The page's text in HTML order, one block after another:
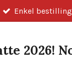
Enkel bestilling
2026!